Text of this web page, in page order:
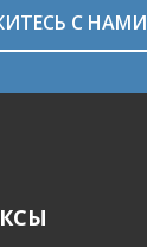
С НАМИ